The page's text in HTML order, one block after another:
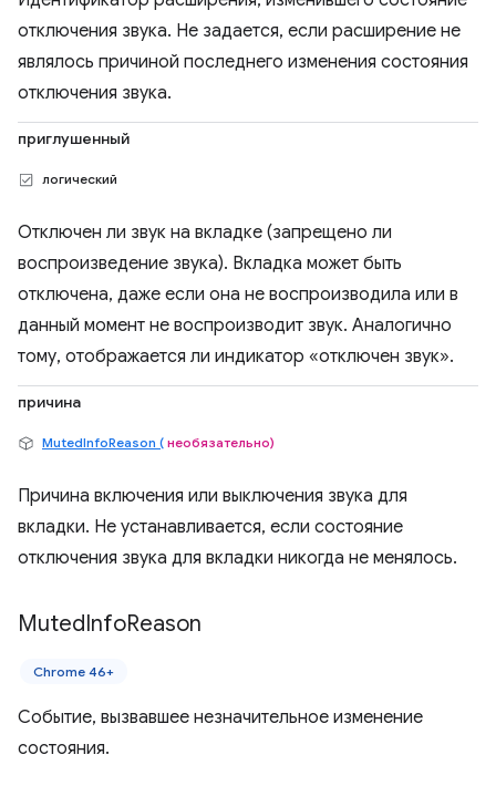
отключения звука. Не задается, если расширение не
являлось причиной последнего изменения состояния
отключения звука.
приглушенный
логический
Отключен ли звук на вкладке (запрещено ли
воспроизведение звука). Вкладка может быть
отключена, даже если она не воспроизводила или в
данный момент не воспроизводит звук. Аналогично
тому, отображается ли индикатор «отключен звук».
причина
MutedInfoReason ( необязательно)
Причина включения или выключения звука для
вкладки. Не устанавливается, если состояние
отключения звука для вкладки никогда не менялось.
MutedInfoReason
Chrome 46+
Событие, вызвавшее незначительное изменение
состояния.